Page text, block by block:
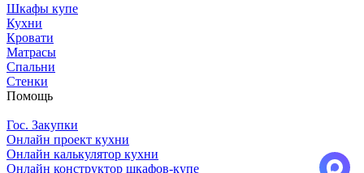
Шкафы купе
Кухни
Кровати
Матрасы
Cпальни
Стенки
Помощь
Гос. Закупки
Онлайн проект кухни
Онлайн калькулятор кухни
Онлайн конструктор шкафов-купе